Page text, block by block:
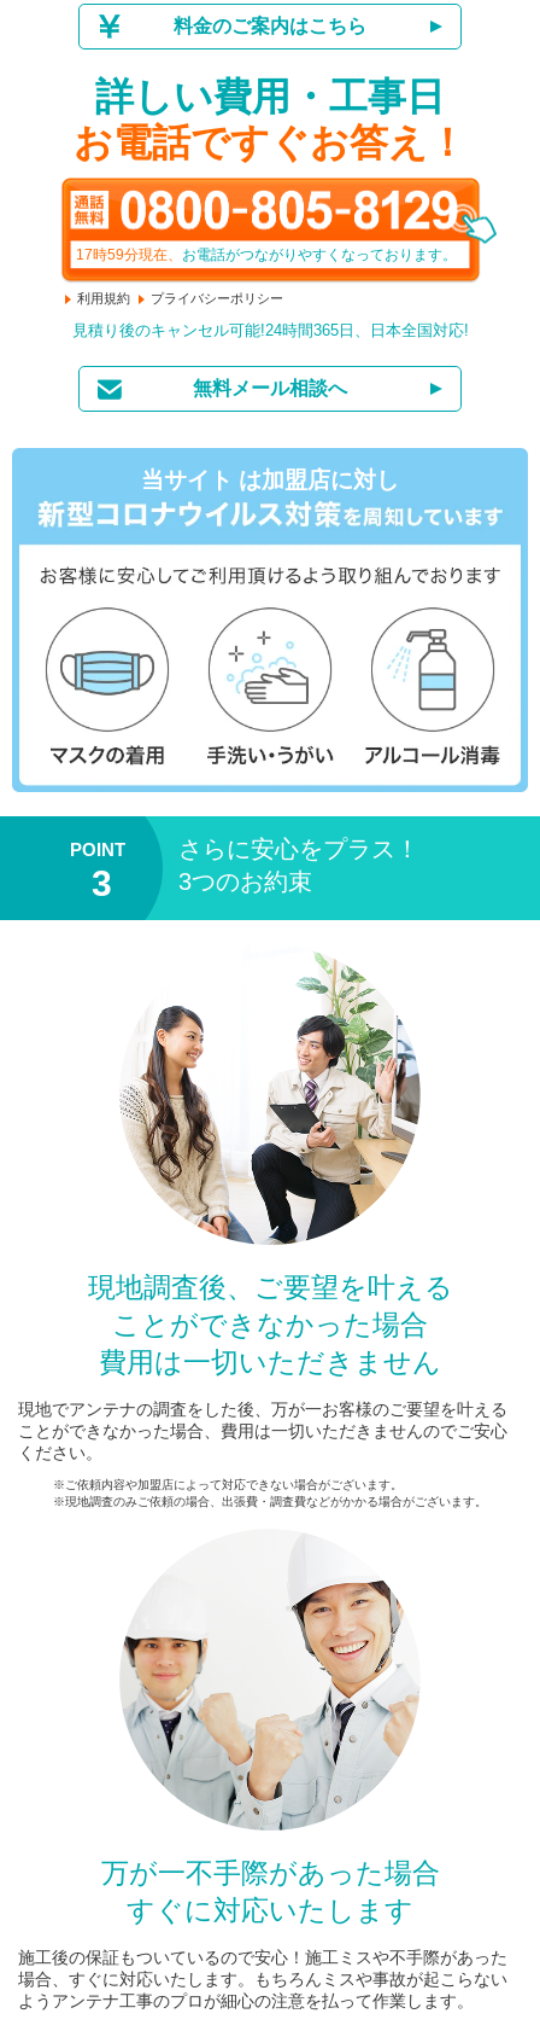
料金のご案内はこちら
詳しい費用・工事日
お電話ですぐお答え！
17時59分現在、 お電話がつながりやすくなっております。
利用規約 プライバシーポリシー
見積り後のキャンセル可能!24時間365日、日本全国対応!
無料メール相談へ
当サイト は加盟店に対し
さらに安心をプラス！
3つのお約束
現地調査後、ご要望を叶える
ことができなかった場合
費用は一切いただきません
現地でアンテナの調査をした後、万が一お客様のご要望を叶える
ことができなかった場合、費用は一切いただきませんのでご安心
ください。
※ご依頼内容や加盟店によって対応できない場合がございます。
※現地調査のみご依頼の場合、出張費・調査費などがかかる場合がございます。
万が一不手際があった場合
すぐに対応いたします
施工後の保証もついているので安心！施工ミスや不手際があった
場合、すぐに対応いたします。もちろんミスや事故が起こらない
ようアンテナ工事のプロが細心の注意を払って作業します。